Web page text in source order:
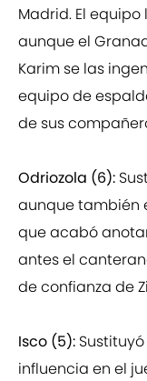
Madrid. El
aunque el
Karim se las
equipo de
de sus
Odriozola (6):
aunque también
que acabó
antes el
de confianza de
Isco (5):
influencia en el